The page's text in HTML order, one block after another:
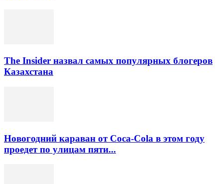
The Insider назвал самых популярных блогеров
Казахстана
Новогодний караван от Coca-Cola в этом году
проедет по улицам пяти...